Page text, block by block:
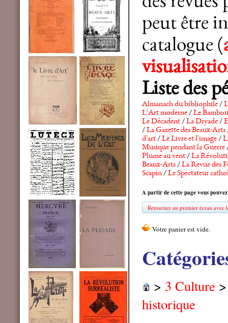
peut être
catalogue (
Liste des
Almanach du bibliophile/
L'Art moderne/Le Bambou
Le Décadent/La Dryade/
/La Gazette des Beaux-Arts
d'art/Le Livre et l'image/
Musique pendant la Guerre
Plume au vent/La
Beaux-Arts/La Revue des
Scapin/Le Spectateur
A partir de cette page vous
Retourner au premier écran avec
> 3 Culture
historique